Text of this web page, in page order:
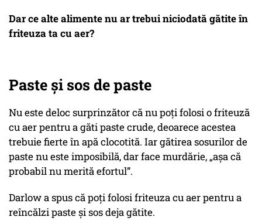
Dar ce alte alimente nu ar trebui niciodată gătite în
friteuza ta cu aer?
Paste și sos de paste
Nu este deloc surprinzător că nu poți folosi o friteuză
cu aer pentru a găti paste crude, deoarece acestea
trebuie fierte în apă clocotită. Iar gătirea sosurilor de
paste nu este imposibilă, dar face murdărie, „așa că
probabil nu merită efortul”.
Darlow a spus că poți folosi friteuza cu aer pentru a
reîncălzi paste și sos deja gătite.